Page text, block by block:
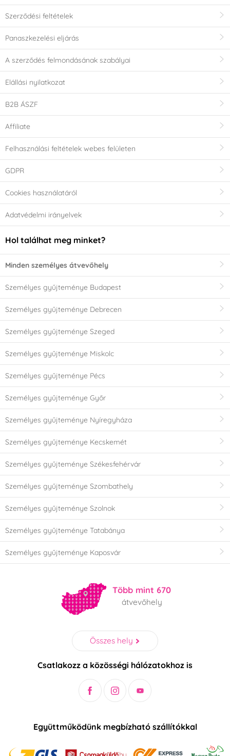
Szerződési feltételek
Panaszkezelési eljárás
A szerződés felmondásának szabályai
Elállási nyilatkozat
B2B ÁSZF
Affiliate
Felhasználási feltételek webes felületen
GDPR
Cookies használatáról
Adatvédelmi irányelvek
Hol találhat meg minket?
Minden személyes átvevőhely
Személyes gyűjteménye Budapest
Személyes gyűjteménye Debrecen
Személyes gyűjteménye Szeged
Személyes gyűjteménye Miskolc
Személyes gyűjteménye Pécs
Személyes gyűjteménye Győr
Személyes gyűjteménye Nyíregyháza
Személyes gyűjteménye Kecskemét
Személyes gyűjteménye Székesfehérvár
Személyes gyűjteménye Szombathely
Személyes gyűjteménye Szolnok
Személyes gyűjteménye Tatabánya
Személyes gyűjteménye Kaposvár
Több mint 670
átvevőhely
Összes hely
Csatlakozz a közösségi hálózatokhoz is
Együttműködünk megbízható szállítókkal